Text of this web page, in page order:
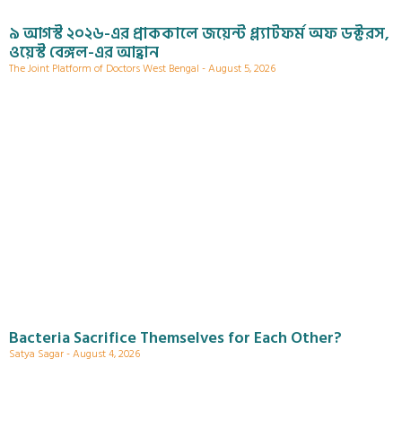
৯ আগস্ট ২০২৬-এর প্রাককালে জয়েন্ট প্ল্যাটফর্ম অফ ডক্টরস,
ওয়েস্ট বেঙ্গল-এর আহ্বান
The Joint Platform of Doctors West Bengal August 5, 2026
Bacteria Sacrifice Themselves for Each Other?
Satya Sagar August 4, 2026